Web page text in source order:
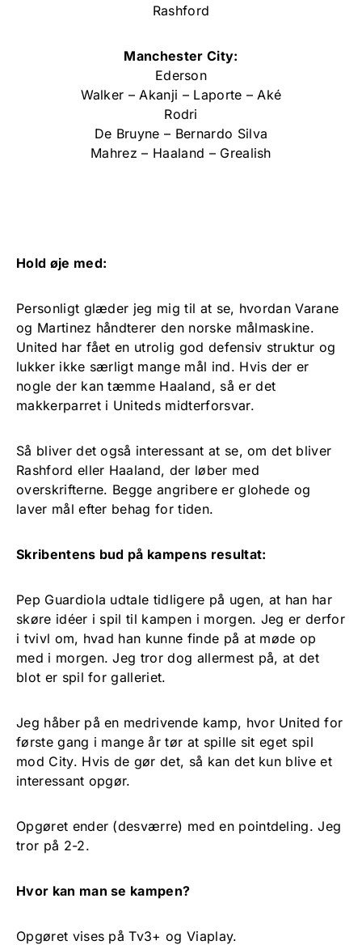
Rashford
Manchester City:
Ederson
Walker – Akanji – Laporte – Aké
Rodri
De Bruyne – Bernardo Silva
Mahrez – Haaland – Grealish
Hold øje med:
Personligt glæder jeg mig til at se, hvordan Varane
og Martinez håndterer den norske målmaskine.
United har fået en utrolig god defensiv struktur og
lukker ikke særligt mange mål ind. Hvis der er
nogle der kan tæmme Haaland, så er det
makkerparret i Uniteds midterforsvar.
Så bliver det også interessant at se, om det bliver
Rashford eller Haaland, der løber med
overskrifterne. Begge angribere er glohede og
laver mål efter behag for tiden.
Skribentens bud på kampens resultat:
Pep Guardiola udtale tidligere på ugen, at han har
skøre idéer i spil til kampen i morgen. Jeg er derfor
i tvivl om, hvad han kunne finde på at møde op
med i morgen. Jeg tror dog allermest på, at det
blot er spil for galleriet.
Jeg håber på en medrivende kamp, hvor United for
første gang i mange år tør at spille sit eget spil
mod City. Hvis de gør det, så kan det kun blive et
interessant opgør.
Opgøret ender (desværre) med en pointdeling. Jeg
tror på 2-2.
Hvor kan man se kampen?
Opgøret vises på Tv3+ og Viaplay.